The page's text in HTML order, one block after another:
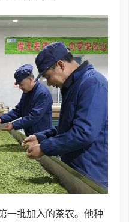
一批加入的茶农。他种